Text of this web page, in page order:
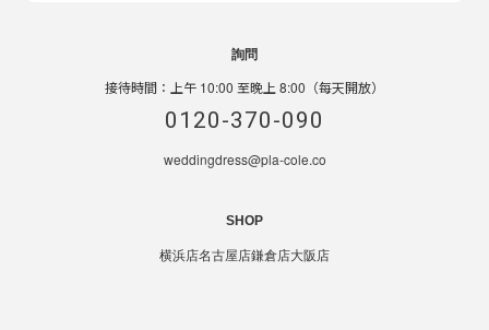
詢問
接待時間：上午 10:00 至晚上 8:00（每天開放）
0120-370-090
weddingdress@pla-cole.co
SHOP
横浜店名古屋店鎌倉店大阪店